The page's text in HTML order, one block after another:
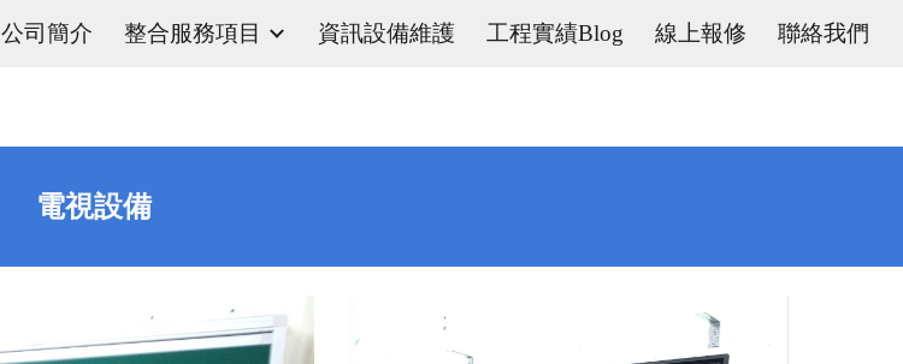
Skip to navigation
公司簡介 整合服務項目 資訊設備維護 工程實績Blog 線上報修 聯絡我們
電視設備